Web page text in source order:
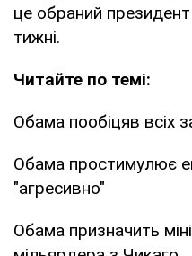
це обраний
тижні.
Читайте по темі:
Обама пообіцяв всіх
Обама простимулює
"агресивно"
Обама призначить